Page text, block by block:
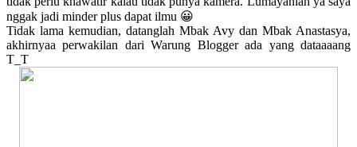
nggak jadi minder plus dapat ilmu 😀
Tidak lama kemudian, datanglah Mbak Avy dan Mbak Anastasya,
akhirnyaa perwakilan dari Warung Blogger ada yang dataaaang
T_T